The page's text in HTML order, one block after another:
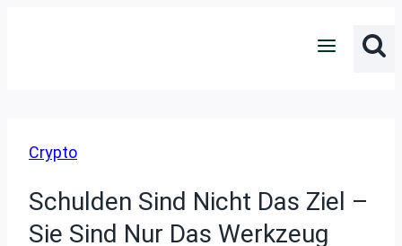
Crypto
Schulden Sind Nicht Das Ziel –
Sie Sind Nur Das Werkzeug